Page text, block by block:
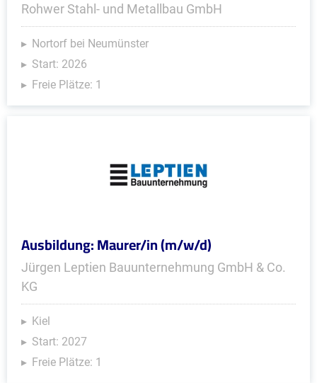
Rohwer Stahl- und Metallbau GmbH
Nortorf bei Neumünster
Start: 2026
Freie Plätze: 1
Ausbildung: Maurer/in (m/w/d)
Jürgen Leptien Bauunternehmung GmbH & Co.
KG
Kiel
Start: 2027
Freie Plätze: 1